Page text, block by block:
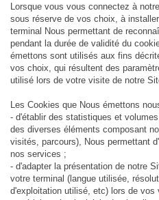
Lorsque vous vous connectez à
sous réserve de vos choix, à
terminal Nous permettant de
pendant la durée de validité du
émettons sont utilisés aux fins
vos choix, qui résultent des
utilisé lors de votre visite de notre
Les Cookies que Nous émettons
- d'établir des statistiques et
des diverses éléments composant
visités, parcours), Nous permettant
nos services ;
- d'adapter la présentation de notre
votre terminal (langue utilisée,
d'exploitation utilisé, etc) lors de